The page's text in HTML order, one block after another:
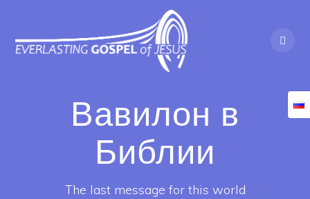
Skip
to
content
Вавилон в
Библии
The last message for this world